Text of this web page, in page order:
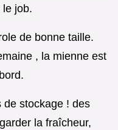
le job.
de bonne taille.
, la mienne est
de stockage ! des
la fraîcheur,